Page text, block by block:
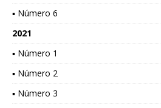
▪ Número 6
2021
▪ Número 1
▪ Número 2
▪ Número 3